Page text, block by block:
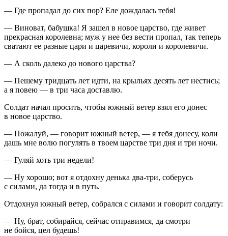
— Где пропадал до сих пор? Еле дождалась тебя!
— Виноват, бабушка! Я зашел в новое царство, где живет
прекрасная королевна; муж у нее без вести пропал, так теперь
сватают ее разные цари и царевичи, короли и королевичи.
— А сколь далеко до нового царства?
— Пешему тридцать лет идти, на крыльях десять лет нестись;
а я повею — в три часа доставлю.
Солдат начал просить, чтобы южный ветер взял его донес
в новое царство.
— Пожалуй, — говорит южный ветер, — я тебя донесу, коли
дашь мне волю погулять в твоем царстве три дня и три ночи.
— Гуляй хоть три недели!
— Ну хорошо; вот я отдохну денька два-три, соберусь
с силами, да тогда и в путь.
Отдохнул южный ветер, собрался с силами и говорит солдату:
— Ну, брат, собирайся, сейчас отправимся, да смотри
не бойся, цел будешь!